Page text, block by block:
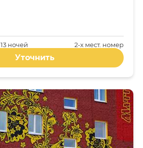
2-x мест. номер
13 ночей
Уточнить